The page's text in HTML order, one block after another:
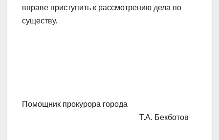
вправе приступить к рассмотрению дела по
существу.
Помощник прокурора города
Т.А. Бекботов